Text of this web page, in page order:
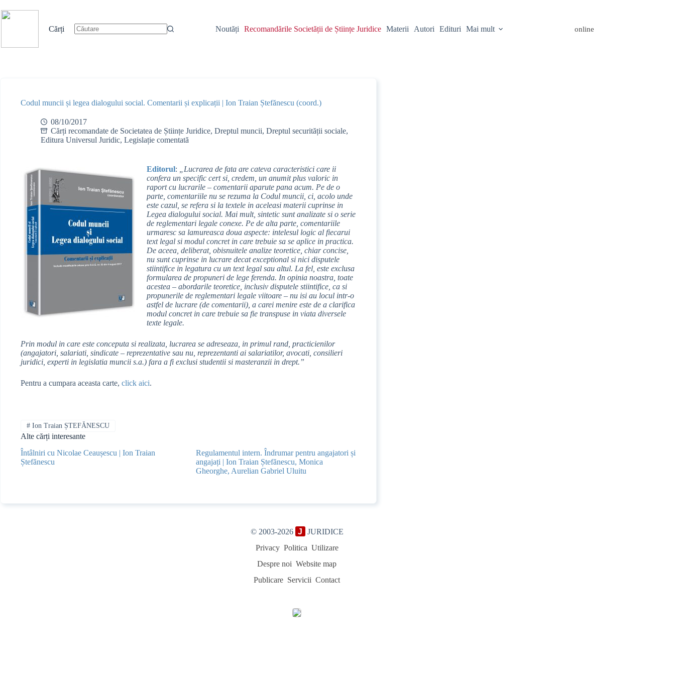
la
conținut
Cărți
Noutăți Recomandările Societății de Științe Juridice Materii Autori Edituri Mai mult online
Codul muncii și legea dialogului social. Comentarii și explicații | Ion Traian Ștefănescu (coord.)
08/10/2017
Cărți recomandate de Societatea de Științe Juridice, Dreptul muncii, Dreptul securității sociale,
Editura Universul Juridic, Legislație comentată
Editorul:
„Lucrarea de fata are cateva caracteristici care ii
confera un specific cert si, credem, un anumit plus valoric in
raport cu lucrarile – comentarii aparute pana acum. Pe de o
parte, comentariile nu se rezuma la Codul muncii, ci, acolo unde
este cazul, se refera si la textele in aceleasi materii cuprinse in
Legea dialogului social. Mai mult, sintetic sunt analizate si o serie
de reglementari legale conexe. Pe de alta parte, comentariile
urmaresc sa lamureasca doua aspecte: intelesul logic al fiecarui
text legal si modul concret in care trebuie sa se aplice in practica.
De aceea, deliberat, obisnuitele analize teoretice, chiar concise,
nu sunt cuprinse in lucrare decat exceptional si nici disputele
stiintifice in legatura cu un text legal sau altul. La fel, este exclusa
formularea de propuneri de lege ferenda. In opinia noastra, toate
acestea – abordarile teoretice, inclusiv disputele stiintifice, ca si
propunerile de reglementari legale viitoare – nu isi au locul intr-o
astfel de lucrare (de comentarii), a carei menire este de a clarifica
modul concret in care trebuie sa fie transpuse in viata diversele
texte legale.
Prin modul in care este conceputa si realizata, lucrarea se adreseaza, in primul rand, practicienilor
(angajatori, salariati, sindicate – reprezentative sau nu, reprezentanti ai salariatilor, avocati, consilieri
juridici, experti in legislatia muncii s.a.) fara a fi exclusi studentii si masteranzii in drept.”
Pentru a cumpara aceasta carte, click aici.
#Ion Traian ȘTEFĂNESCU
Alte cărți interesante
Întâlniri cu Nicolae Ceaușescu | Ion Traian
Ștefănescu
Regulamentul intern. Îndrumar pentru angajatori și
angajați | Ion Traian Ștefănescu, Monica
Gheorghe, Aurelian Gabriel Uluitu
© 2003-2026 J
JURIDICE
Privacy Politica Utilizare
Despre noi Website map
Publicare Servicii Contact